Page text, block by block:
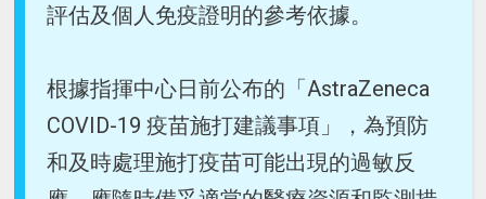
評估及個人免疫證明的參考依據。
根據指揮中心日前公布的「AstraZeneca
COVID-19 疫苗施打建議事項」，為預防
和及時處理施打疫苗可能出現的過敏反